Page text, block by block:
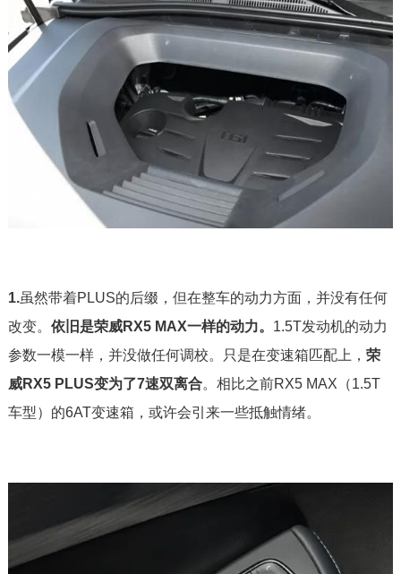
1.虽然带着PLUS的后缀，但在整车的动力方面，并没有任何
改变。 依旧是荣威RX5 MAX一样的动力。 1.5T发动机的动力
参数一模一样，并没做任何调校。只是在变速箱匹配上， 荣
威RX5 PLUS变为了7速双离合。相比之前RX5 MAX（1.5T
车型）的6AT变速箱，或许会引来一些抵触情绪。